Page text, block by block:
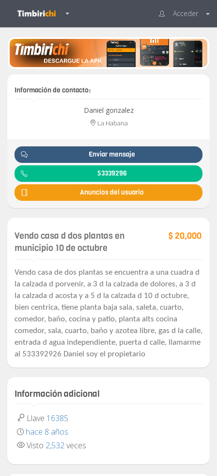
Acceder
Información de contacto:
Daniel gonzalez
La Habana
Enviar mensaje
53339296
Anuncios del usuario
Vendo casa d dos plantas en
municipio 10 de octubre
$ 20,000
Vendo casa de dos plantas se encuentra a una cuadra d
la calzada d porvenir, a 3 d la calzada de dolores, a 3 d
la calzada d acosta y a 5 d la calzada d 10 d octubre,
bien centrica, tiene planta baja sala, saleta, cuarto,
comedor, baño, cocina y patio, planta alts cocina
comedor, sala, cuarto, baño y azotea libre, gas d la calle,
entrada d agua independiente, puerta d calle, llamarme
al 533392926 Daniel soy el propietario
Información adicional
Llave 16385
hace 8 años
Visto 2,532veces